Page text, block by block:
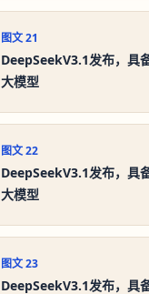
图文21
DeepSeekV3.1发布，具
大模型
图文22
DeepSeekV3.1发布，具
大模型
图文23
DeepSeekV3.1发布，具